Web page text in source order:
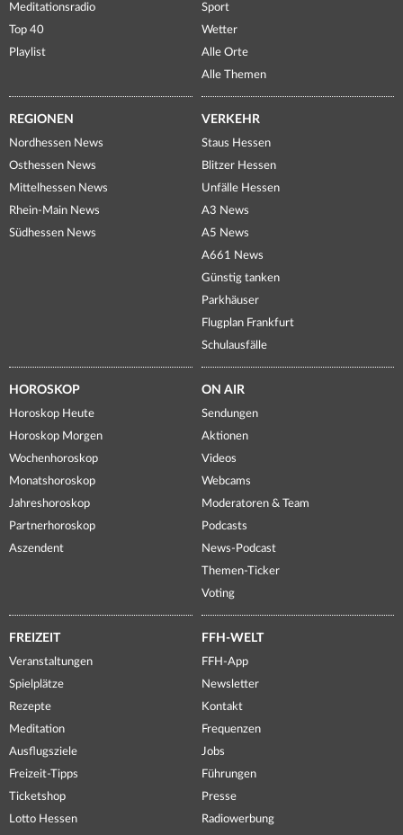
Meditationsradio
Top 40
Playlist
Sport
Wetter
Alle Orte
Alle Themen
REGIONEN
Nordhessen News
Osthessen News
Mittelhessen News
Rhein-Main News
Südhessen News
VERKEHR
Staus Hessen
Blitzer Hessen
Unfälle Hessen
A3 News
A5 News
A661 News
Günstig tanken
Parkhäuser
Flugplan Frankfurt
Schulausfälle
HOROSKOP
Horoskop Heute
Horoskop Morgen
Wochenhoroskop
Monatshoroskop
Jahreshoroskop
Partnerhoroskop
Aszendent
ON AIR
Sendungen
Aktionen
Videos
Webcams
Moderatoren & Team
Podcasts
News-Podcast
Themen-Ticker
Voting
FREIZEIT
Veranstaltungen
Spielplätze
Rezepte
Meditation
Ausflugsziele
Freizeit-Tipps
Ticketshop
Lotto Hessen
FFH-WELT
FFH-App
Newsletter
Kontakt
Frequenzen
Jobs
Führungen
Presse
Radiowerbung